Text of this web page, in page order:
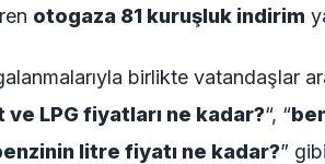
otogaza 81 kuruşluk indirim
birlikte vatandaşlar
ve LPG fiyatları ne kadar?“, “
litre fiyatı ne kadar?”